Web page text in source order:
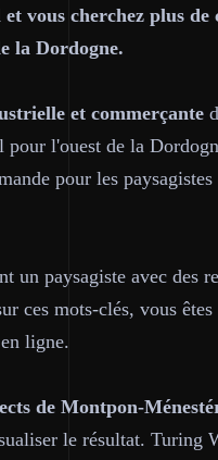
vous cherchez plus
la Dordogne.
et commerçante
l'ouest de la
pour les paysagistes
un paysagiste avec des
ces mots-clés, vous
ligne.
de Montpon-
le résultat. Turing